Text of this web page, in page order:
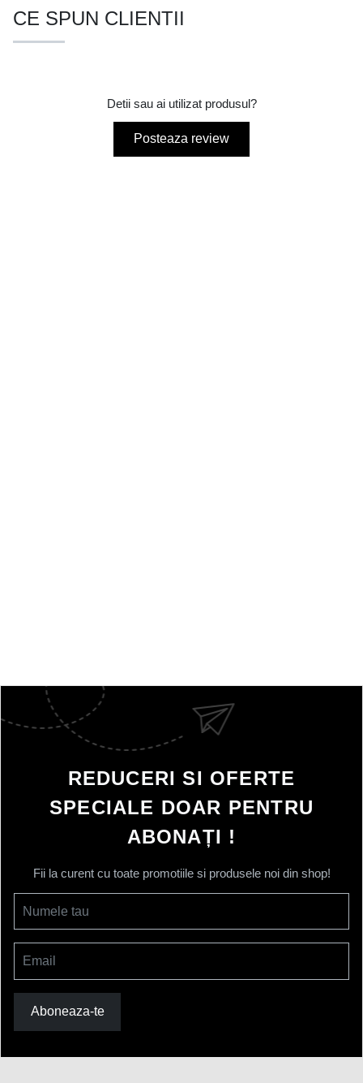
CE SPUN CLIENTII
Detii sau ai utilizat produsul?
Posteaza review
REDUCERI SI OFERTE
SPECIALE DOAR PENTRU
ABONAȚI !
Fii la curent cu toate promotiile si produsele noi din shop!
Numele tau
Email
Aboneaza-te